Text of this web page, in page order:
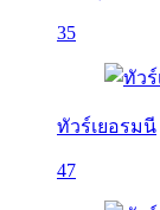
35
ทัวร์เยอรมนี
47